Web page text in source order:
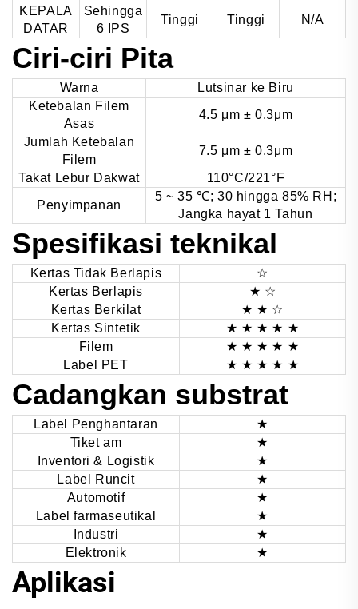
Ciri-ciri Pita
KEPALA
DATAR
Sehingga
6 IPS
Tinggi Tinggi N/A
Spesifikasi teknikal
Warna
Lutsinar ke Biru
Ketebalan Filem
Asas
4.5 μm ± 0.3μm
Jumlah Ketebalan
Filem
7.5 μm ± 0.3μm
Takat Lebur Dakwat
110°C/221°F
Penyimpanan
5 ~ 35 ℃; 30 hingga 85% RH;
Jangka hayat 1 Tahun
Cadangkan substrat
Kertas Tidak Berlapis
☆
Kertas Berlapis
★ ☆
Kertas Berkilat
★ ★ ☆
Kertas Sintetik
★ ★ ★ ★ ★
Filem
★ ★ ★ ★ ★
Label PET
★ ★ ★ ★ ★
Aplikasi
Label Penghantaran
★
Tiket am
★
Inventori & Logistik
★
Label Runcit
★
Automotif
★
Label farmaseutikal
★
Industri
★
Elektronik
★